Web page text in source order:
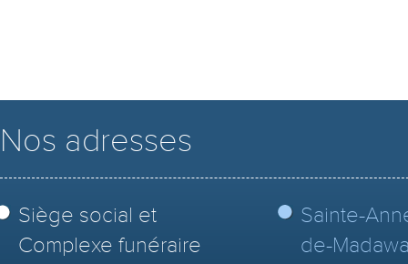
Nos adresses
Siège social et
Complexe funéraire
Sainte-
de-